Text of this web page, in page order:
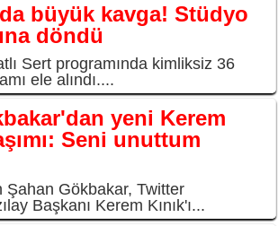
büyük kavga! Stüdyo
döndü
Sert programında kimliksiz 36
ele alındı....
yeni Kerem
Seni unuttum
Şahan Gökbakar, Twitter
Başkanı Kerem Kınık'ı...